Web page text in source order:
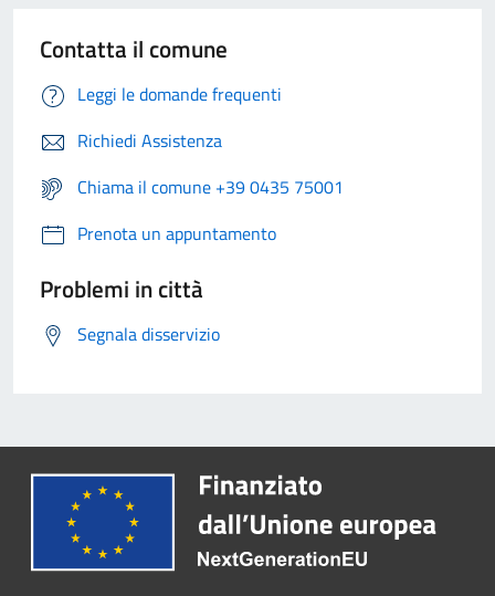
Contatta il comune
Leggi le domande frequenti
Richiedi Assistenza
Chiama il comune +39 0435 75001
Prenota un appuntamento
Problemi in città
Segnala disservizio